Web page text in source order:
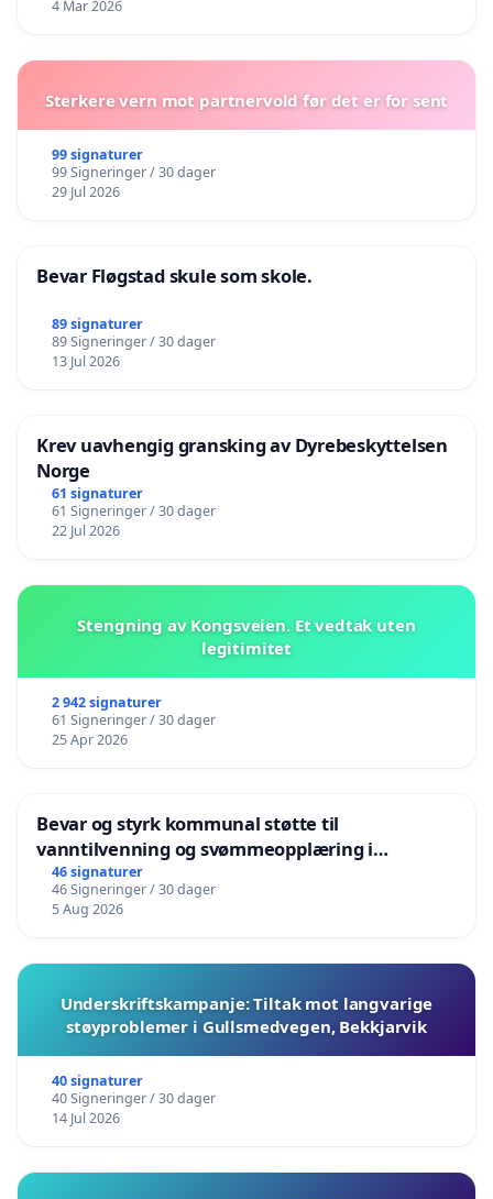
4 Mar 2026
Sterkere vern mot partnervold før det er for sent
99 signaturer
99 Signeringer / 30 dager
29 Jul 2026
Bevar Fløgstad skule som skole.
89 signaturer
89 Signeringer / 30 dager
13 Jul 2026
Krev uavhengig gransking av Dyrebeskyttelsen
Norge
61 signaturer
61 Signeringer / 30 dager
22 Jul 2026
Stengning av Kongsveien. Et vedtak uten
legitimitet
2 942 signaturer
61 Signeringer / 30 dager
25 Apr 2026
Bevar og styrk kommunal støtte til
vanntilvenning og svømmeopplæring i
barnehagene i Haugesund
46 signaturer
46 Signeringer / 30 dager
5 Aug 2026
Underskriftskampanje: Tiltak mot langvarige
støyproblemer i Gullsmedvegen, Bekkjarvik
40 signaturer
40 Signeringer / 30 dager
14 Jul 2026